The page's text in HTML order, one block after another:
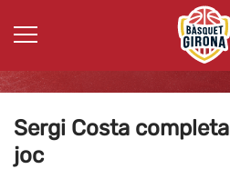
Sergi Costa
joc